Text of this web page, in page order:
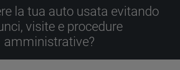
la tua auto usata evitando
visite e procedure
amministrative?